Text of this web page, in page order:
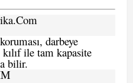
darbeye
kılıf ile tam kapasite
bilir.